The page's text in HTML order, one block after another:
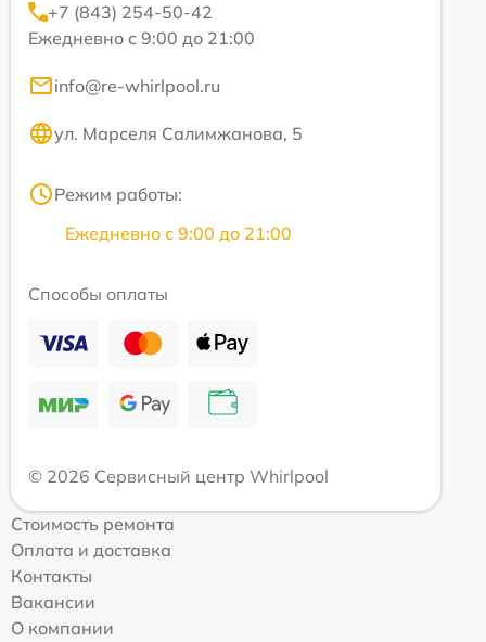
+7 (843) 254-50-42
Ежедневно с 9:00 до 21:00
info@re-whirlpool.ru
ул. Марселя Салимжанова, 5
Режим работы:
Ежедневно с 9:00 до 21:00
Способы оплаты
© 2026 Сервисный центр Whirlpool
Стоимость ремонта
Оплата и доставка
Контакты
Вакансии
О компании